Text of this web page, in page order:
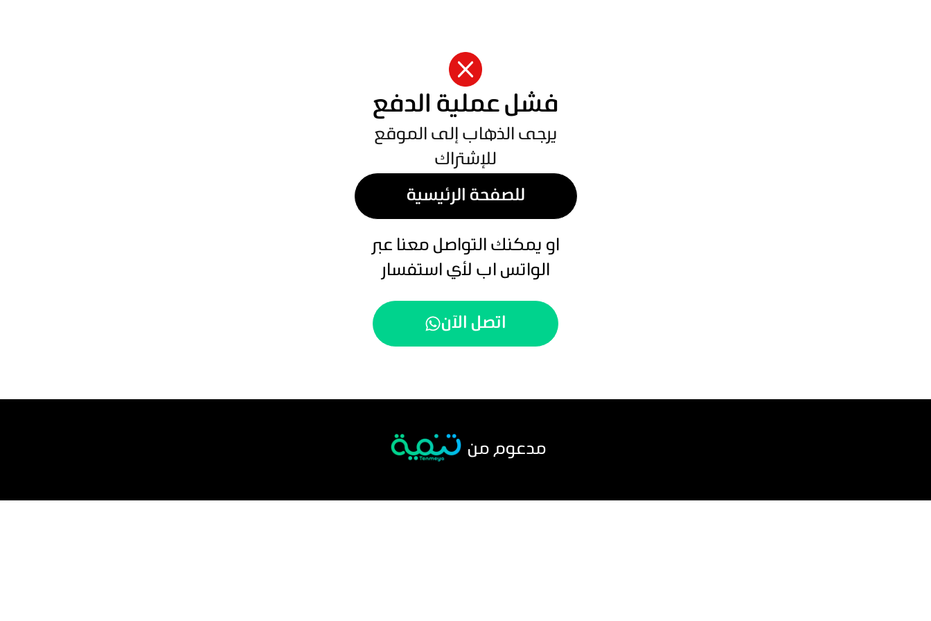
فشل عملية الدفع
يرجى الذهاب إلى الموقع
للإشتراك
للصفحة الرئيسية
او يمكنك التواصل معنا عبر
الواتس اب لأي استفسار
اتصل الآن
مدعوم من